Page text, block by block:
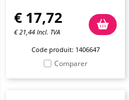
€ 17,72
€21,44 Incl. TVA
Code produit: 1406647
Comparer